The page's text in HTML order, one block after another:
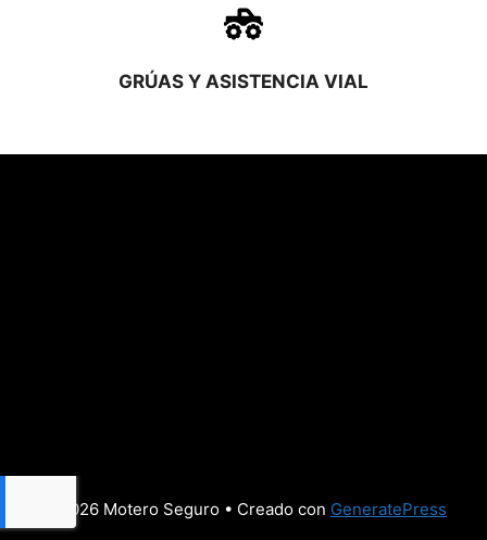
GRÚAS Y ASISTENCIA VIAL
© 2026 Motero Seguro • Creado con GeneratePress